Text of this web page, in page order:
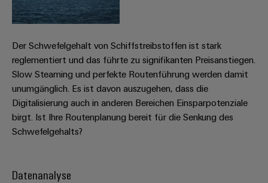
Weidmüller
Configurator
Digital
Engineering
auf einem
Der Schwefelgehalt von Schiffstreibstoffen ist stark
reglementiert und das führte zu signifikanten Preisanstiegen.
Slow Steaming und perfekte Routenführung werden damit
unumgänglich. Es ist davon auszugehen, dass die
Digitalisierung auch in anderen Bereichen Einsparpotenziale
birgt. Ist Ihre Routenplanung bereit für die Senkung des
Schwefelgehalts?
Datenanalyse